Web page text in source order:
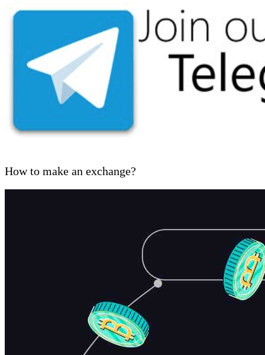
How to make an exchange?